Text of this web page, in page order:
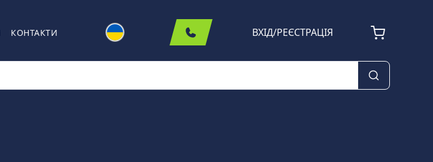
КОНТАКТИ ВХІД/РЕЄСТРАЦІЯ